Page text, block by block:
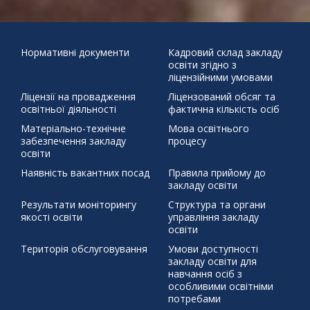
життя Святий Миколай ЦЕЙ ДЕНЬ В ІСТОРІЇ 30 березня 1392 р.
демонстраційний урок захист проєктів
писанка
профорієнтація тиждень права
Нормативні документи
Кадровий склад закладу
освіти згідно з
ліцензійними умовами
Ліцензії на провадження
освітньої діяльності
Ліцензований обсяг та
фактична кількість осіб
Матеріально-технічне
забезпечення закладу
освіти
Мова освітнього
процесу
Наявність вакантних посад
Правила прийому до
закладу освіти
Результати моніторингу
якості освіти
Структура та органи
управління закладу
освіти
Територія обслуговування
Умови доступності
закладу освіти для
навчання осіб з
особливими освітніми
потребами